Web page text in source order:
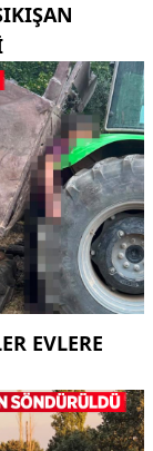
EVLERE